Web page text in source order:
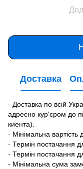
Доставка
- Доставка по всій
адресно кур'єром до
киента).
- Мінімальна вартість
- Термін постачання
- Термін постачання
- Мінімальна сума